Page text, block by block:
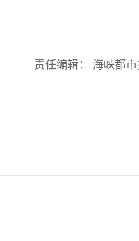
责任编辑： 海峡都市